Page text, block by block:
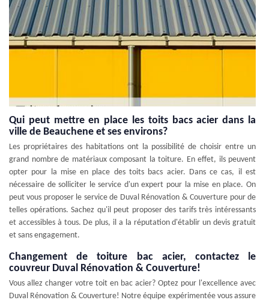
Qui peut mettre en place les toits bacs acier dans la
ville de Beauchene et ses environs?
Les propriétaires des habitations ont la possibilité de choisir entre un
grand nombre de matériaux composant la toiture. En effet, ils peuvent
opter pour la mise en place des toits bacs acier. Dans ce cas, il est
nécessaire de solliciter le service d'un expert pour la mise en place. On
peut vous proposer le service de Duval Rénovation & Couverture pour de
telles opérations. Sachez qu'il peut proposer des tarifs très intéressants
et accessibles à tous. De plus, il a la réputation d'établir un devis gratuit
et sans engagement.
Changement de toiture bac acier, contactez le
couvreur Duval Rénovation & Couverture!
Vous allez changer votre toit en bac acier? Optez pour l'excellence avec
Duval Rénovation & Couverture! Notre équipe expérimentée vous assure